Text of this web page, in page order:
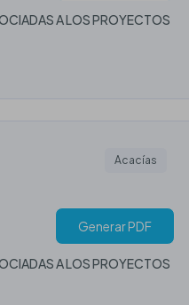
A LOS PROYECTOS
Acacías
Generar PDF
A LOS PROYECTOS